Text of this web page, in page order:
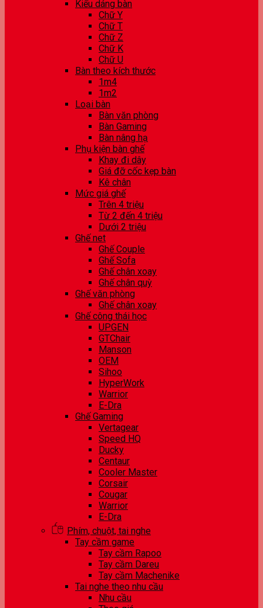
Kiểu dáng bàn
Chữ Y
Chữ T
Chữ Z
Chữ K
Chữ U
Bàn theo kích thước
1m4
1m2
Loại bàn
Bàn văn phòng
Bàn Gaming
Bàn nâng hạ
Phụ kiện bàn ghế
Khay đi dây
Giá đỡ cốc kẹp bàn
Kê chân
Mức giá ghế
Trên 4 triệu
Từ 2 đến 4 triệu
Dưới 2 triệu
Ghế net
Ghế Couple
Ghế Sofa
Ghế chân xoay
Ghế chân quỳ
Ghế văn phòng
Ghế chân xoay
Ghế công thái học
UPGEN
GTChair
Manson
OEM
Sihoo
HyperWork
Warrior
E-Dra
Ghế Gaming
Vertagear
Speed HQ
Ducky
Centaur
Cooler Master
Corsair
Cougar
Warrior
E-Dra
Phím, chuột, tai nghe
Tay cầm game
Tay cầm Rapoo
Tay cầm Dareu
Tay cầm Machenike
Tai nghe theo nhu cầu
Nhu cầu